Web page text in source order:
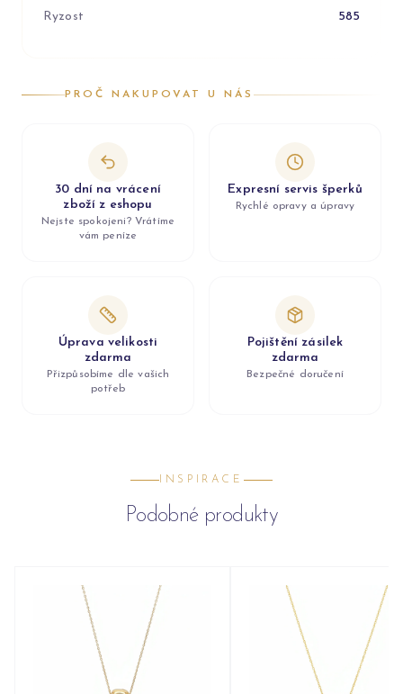
Ryzost 585
PROČ NAKUPOVAT U NÁS
30 dní na vrácení
zboží z eshopu
Nejste spokojeni? Vrátíme
vám peníze
Expresní servis šperků
Rychlé opravy a úpravy
Úprava velikosti
zdarma
Přizpůsobíme dle vašich
potřeb
Pojištění zásilek
zdarma
Bezpečné doručení
INSPIRACE
Podobné produkty